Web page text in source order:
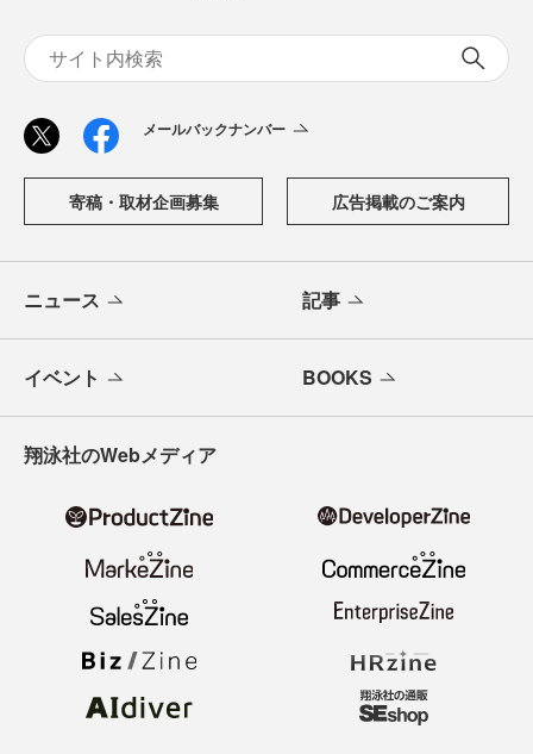
メールバックナンバー
寄稿・取材企画募集 広告掲載のご案内
ニュース 記事
イベント BOOKS
翔泳社のWebメディア